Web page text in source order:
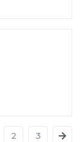
2 3